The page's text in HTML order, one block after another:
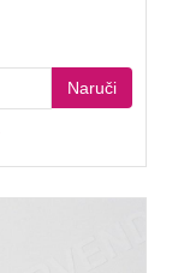
Naruči